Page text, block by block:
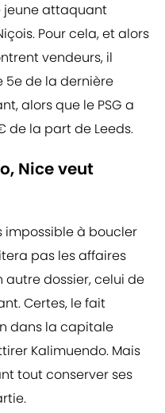
jeune attaquant
Pour cela, et alors
vendeurs, il
de la dernière
alors que le PSG a
de la part de Leeds.
Nice veut
impossible à boucler
pas les affaires
autre dossier, celui de
Certes, le fait
dans la capitale
Kalimuendo. Mais
tout conserver ses